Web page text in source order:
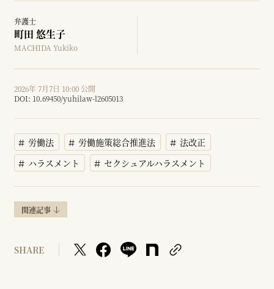
弁護士
町田 悠生子
MACHIDA Yukiko
2026年 7月7日 10:00 公開
DOI: 10.69450/yuhilaw-l2605013
労働法 労働施策総合推進法
法改正
ハラスメント
セクシュアルハラスメント
関連記事
SHARE